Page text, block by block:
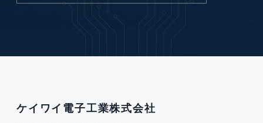
ケイワイ電子工業株式会社